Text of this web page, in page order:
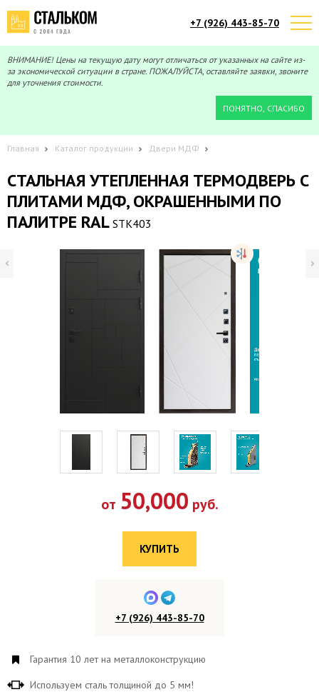
+7 (926) 443-85-70
ВНИМАНИЕ! Цены на текущую дату могут отличаться от указанных на сайте из-
за экономической ситуации в стране. ПОЖАЛУЙСТА, оставляйте заявки, звоните
для уточнения стоимости.
ПОНЯТНО, СПАСИБО
Главная Каталог продукции Двери МДФ
СТАЛЬНАЯ УТЕПЛЕННАЯ ТЕРМОДВЕРЬ С
ПЛИТАМИ МДФ, ОКРАШЕННЫМИ ПО
ПАЛИТРЕ RAL STK403
от 50,000 руб.
КУПИТЬ
+7 (926) 443-85-70
Гарантия 10 лет на металлоконструкцию
Используем сталь толщиной до 5 мм!
Telegram
Max